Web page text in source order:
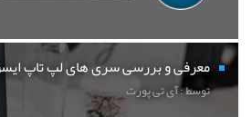
معرفی و بررسی سری های لپ تاپ
توسط : آی تی پورت